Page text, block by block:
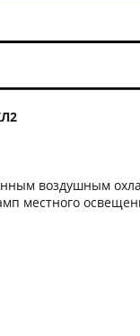
воздушным
местного